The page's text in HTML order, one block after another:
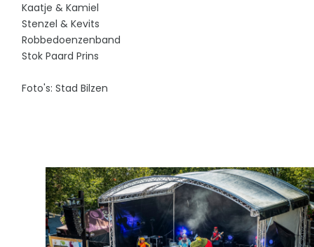
Kaatje & Kamiel
Stenzel & Kevits
Robbedoenzenband
Stok Paard Prins
Foto's: Stad Bilzen